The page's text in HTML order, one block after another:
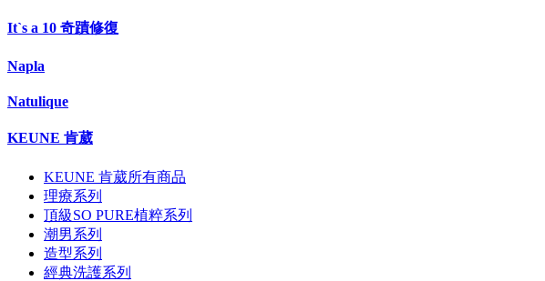
It`s a 10 奇蹟修復
Napla
Natulique
KEUNE 肯葳
KEUNE 肯葳所有商品
理療系列
頂級SO PURE植粹系列
潮男系列
造型系列
經典洗護系列